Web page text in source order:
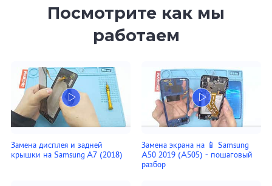
Посмотрите как мы
работаем
Замена дисплея и задней
крышки на Samsung A7 (2018)
Замена экрана на 📱 Samsung
A50 2019 (A505) - пошаговый
разбор